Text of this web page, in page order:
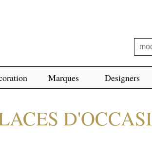
Marques Designers